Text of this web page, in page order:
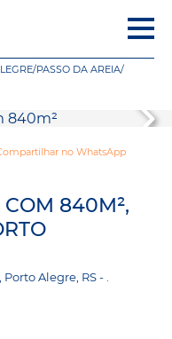
/PASSO DA AREIA/
no WhatsApp
840M²,
Alegre, RS - .